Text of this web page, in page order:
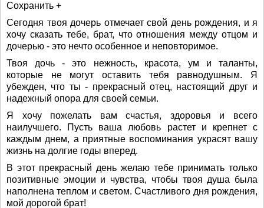
Сохранить +
Сегодня твоя дочерь отмечает свой день рождения, и я
хочу сказать тебе, брат, что отношения между отцом и
дочерью - это нечто особенное и неповторимое.
Твоя дочь - это нежность, красота, ум и таланты,
которые не могут оставить тебя равнодушным. Я
убежден, что ты - прекрасный отец, настоящий друг и
надежный опора для своей семьи.
Я хочу пожелать вам счастья, здоровья и всего
наилучшего. Пусть ваша любовь растет и крепнет с
каждым днем, а приятные воспоминания украсят вашу
жизнь на долгие годы вперед.
В этот прекрасный день желаю тебе принимать только
позитивные эмоции и чувства, чтобы твоя душа была
наполнена теплом и светом. Счастливого дня рождения,
мой дорогой брат!